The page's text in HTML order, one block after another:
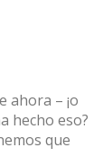
ahora – ¡o
hecho eso?
que